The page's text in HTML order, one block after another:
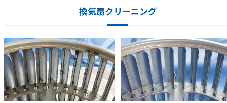
換気扇クリーニング